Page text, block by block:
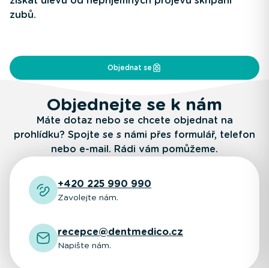
zubů.
Objednat se
Objednejte se k nám
Máte dotaz nebo se chcete objednat na
prohlídku? Spojte se s námi přes formulář, telefon
nebo e-mail. Rádi vám pomůžeme.
+420 225 990 990
Zavolejte nám.
recepce@dentmedico.cz
Napište nám.